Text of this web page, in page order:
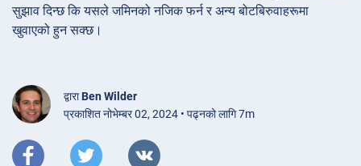
सुझाव दिन्छ कि यसले जमिनको नजिक फर्न र अन्य बोटबिरुवाहरूमा
खुवाएको हुन सक्छ।
द्वाराBen Wilder
प्रकाशित नोभेम्बर 02, 2024 • पढ्नको लागि 7m